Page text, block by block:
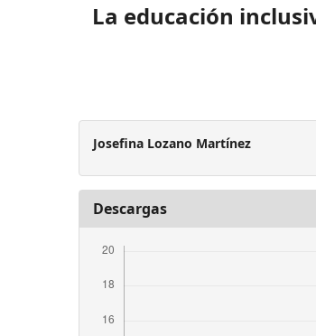
La educación
Josefina Lozano Martínez
Descargas